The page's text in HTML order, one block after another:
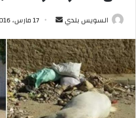
السويس بلدي
أرسل
إلكترونيا
17 مارس، 2016